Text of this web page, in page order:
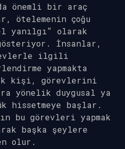
önemli bir araç
ötelemenin çoğu
yanılgı” olarak
İnsanlar,
ilgili
yapmakta
kişi, görevlerini
yönelik duygusal ya
başlar.
bu görevleri yapmak
başka şeylere
olur.